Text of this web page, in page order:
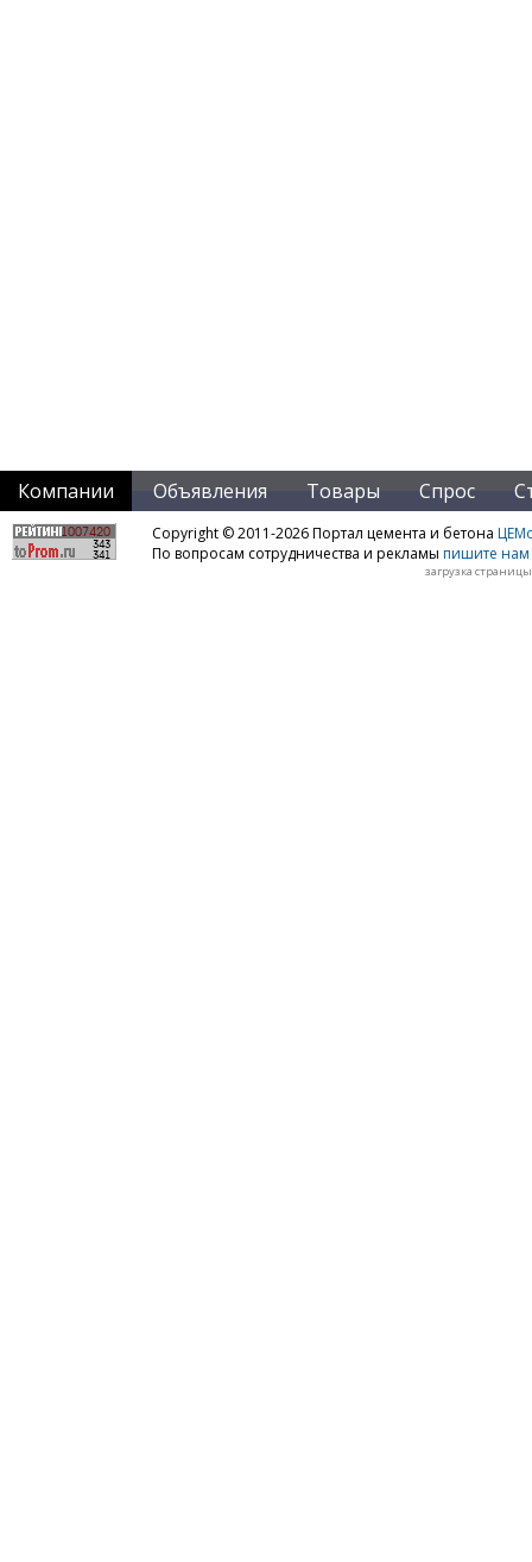
Компании Объявления Товары Спрос
Copyright © 2011-2026 Портал цемента и бетона
По вопросам сотрудничества и рекламы пишите нам
загрузка